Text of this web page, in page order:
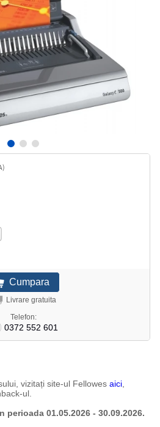
Livrare gratuita
Telefon:
0372 552 601
vizitați site-ul Fellowes aici,
ul.
perioada 01.05.2026 - 30.09.2026.